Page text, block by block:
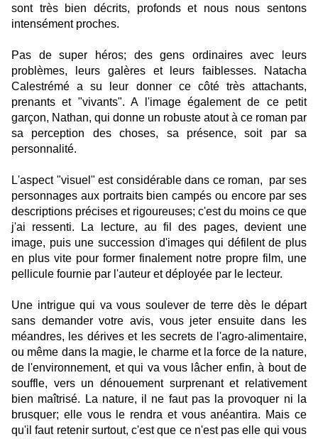
sont très bien décrits, profonds et nous nous sentons
intensément proches.
Pas de super héros; des gens ordinaires avec leurs
problèmes, leurs galères et leurs faiblesses. Natacha
Calestrémé a su leur donner ce côté très attachants,
prenants et "vivants". A l'image également de ce petit
garçon, Nathan, qui donne un robuste atout à ce roman par
sa perception des choses, sa présence, soit par sa
personnalité.
L'aspect "visuel" est considérable dans ce roman, par ses
personnages aux portraits bien campés ou encore par ses
descriptions précises et rigoureuses; c'est du moins ce que
j'ai ressenti. La lecture, au fil des pages, devient une
image, puis une succession d'images qui défilent de plus
en plus vite pour former finalement notre propre film, une
pellicule fournie par l'auteur et déployée par le lecteur.
Une intrigue qui va vous soulever de terre dès le départ
sans demander votre avis, vous jeter ensuite dans les
méandres, les dérives et les secrets de l'agro-alimentaire,
ou même dans la magie, le charme et la force de la nature,
de l'environnement, et qui va vous lâcher enfin, à bout de
souffle, vers un dénouement surprenant et relativement
bien maîtrisé. La nature, il ne faut pas la provoquer ni la
brusquer; elle vous le rendra et vous anéantira. Mais ce
qu'il faut retenir surtout, c'est que ce n'est pas elle qui vous